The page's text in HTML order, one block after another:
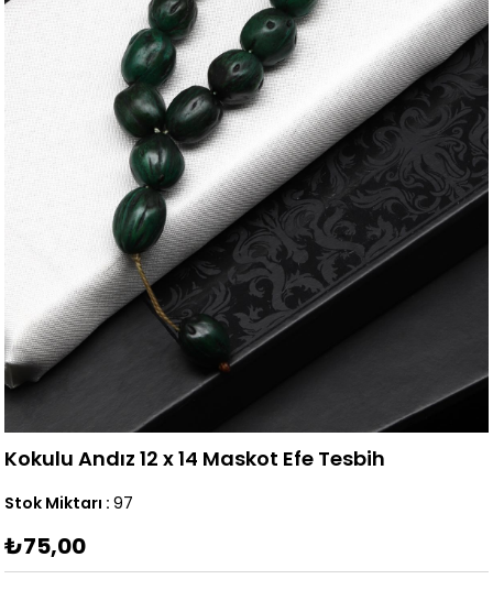
Kokulu Andız 12 x 14 Maskot Efe Tesbih
Stok Miktarı : 97
₺75,00